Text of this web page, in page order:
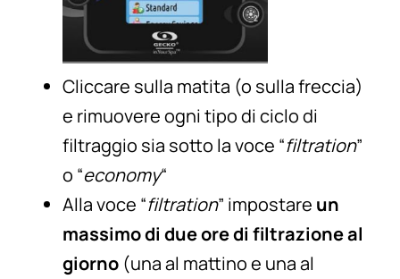
Cliccare sulla matita (o sulla freccia)
e rimuovere ogni tipo di ciclo di
filtraggio sia sotto la voce “filtration”
o “economy“
Alla voce “filtration” impostare un
massimo di due ore di filtrazione al
giorno (una al mattino e una al